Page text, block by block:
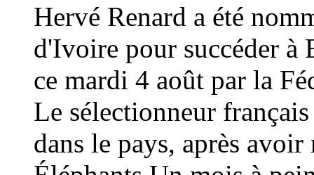
Hervé Renard a été
d'Ivoire pour succéder à
ce mardi 4 août par la
Le sélectionneur
dans le pays, après